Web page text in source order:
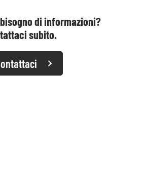
di informazioni?
subito.